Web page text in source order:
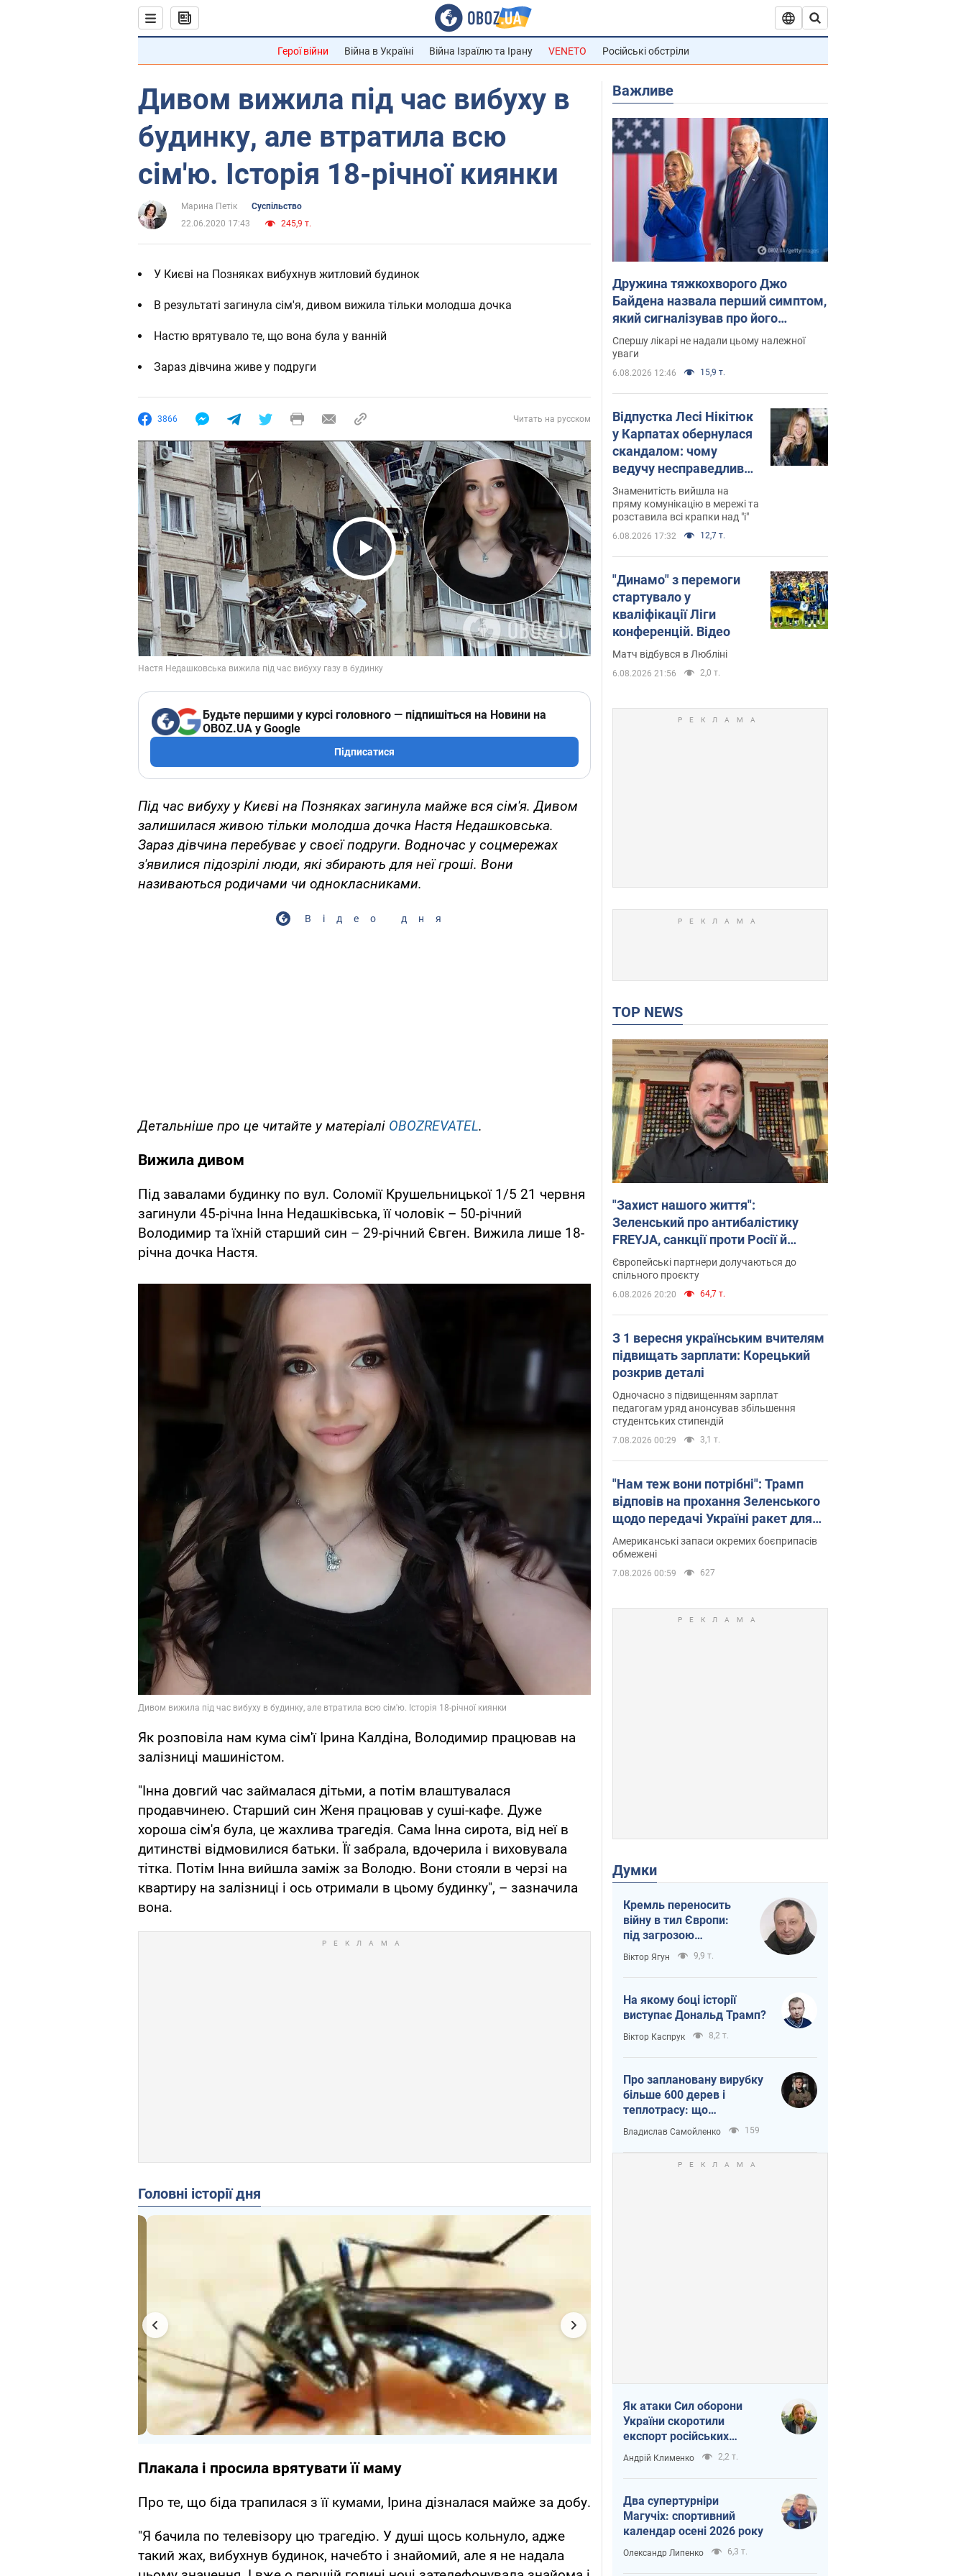
Герої війни Війна в Україні Війна Ізраїлю та Ірану VENETO Російські обстріли
Дивом вижила під час вибуху в
будинку, але втратила всю
сім'ю. Історія 18-річної киянки
Марина Петік
Суспільство
22.06.2020 17:43
245,9 т.
У Києві на Позняках вибухнув житловий будинок
В результаті загинула сім'я, дивом вижила тільки молодша дочка
Настю врятувало те, що вона була у ванній
Зараз дівчина живе у подруги
3866 Читать на русском
Play Video
Будьте першими у курсі головного — підпишіться на Новини на
OBOZ.UA у Google
Підписатися
Під час вибуху у Києві на Позняках загинула майже вся сім'я. Дивом
залишилася живою тільки молодша дочка Настя Недашковська.
Зараз дівчина перебуває у своєї подруги. Водночас у соцмережах
з'явилися підозрілі люди, які збирають для неї гроші. Вони
називаються родичами чи однокласниками.
Відео дня
Детальніше про це читайте у матеріалі OBOZREVATEL.
Вижила дивом
Під завалами будинку по вул. Соломії Крушельницької 1/5 21 червня
загинули 45-річна Інна Недашківська, її чоловік – 50-річний
Володимир та їхній старший син – 29-річний Євген. Вижила лише 18-
річна дочка Настя.
Як розповіла нам кума сім'ї Ірина Калдіна, Володимир працював на
залізниці машиністом.
"Інна довгий час займалася дітьми, а потім влаштувалася
продавчинею. Старший син Женя працював у суші-кафе. Дуже
хороша сім'я була, це жахлива трагедія. Сама Інна сирота, від неї в
дитинстві відмовилися батьки. Її забрала, вдочерила і виховувала
тітка. Потім Інна вийшла заміж за Володю. Вони стояли в черзі на
квартиру на залізниці і ось отримали в цьому будинку", – зазначила
вона.
Головні історії дня
Плакала і просила врятувати її маму
Про те, що біда трапилася з її кумами, Ірина дізналася майже за добу.
"Я бачила по телевізору цю трагедію. У душі щось кольнуло, адже
такий жах, вибухнув будинок, начебто і знайомий, але я не надала
Важливе
Дружина тяжкохворого Джо
Байдена назвала перший симптом,
який сигналізував про його
"агресивний" рак
Спершу лікарі не надали цьому належної
уваги
6.08.2026 12:46 15,9 т.
Відпустка Лесі Нікітюк
у Карпатах обернулася
скандалом: чому
ведучу несправедливо
захейтили
Знаменитість вийшла на
пряму комунікацію в мережі та
розставила всі крапки над "і"
6.08.2026 17:32 12,7 т.
"Динамо" з перемоги
стартувало у
кваліфікації Ліги
конференцій. Відео
Матч відбувся в Любліні
6.08.2026 21:56 2,0 т.
TOP NEWS
"Захист нашого життя":
Зеленський про антибалістику
FREYJA, санкції проти Росії й
підтримку аграріїв. Відео
Європейські партнери долучаються до
спільного проєкту
6.08.2026 20:20 64,7 т.
З 1 вересня українським вчителям
підвищать зарплати: Корецький
розкрив деталі
Одночасно з підвищенням зарплат
педагогам уряд анонсував збільшення
студентських стипендій
7.08.2026 00:29 3,1 т.
"Нам теж вони потрібні": Трамп
відповів на прохання Зеленського
щодо передачі Україні ракет для
Patriot
Американські запаси окремих боєприпасів
обмежені
7.08.2026 00:59 627
Думки
Кремль переносить
війну в тил Європи:
під загрозою
критична логістика
Віктор Ягун 9,9 т.
На якому боці історії
виступає Дональд Трамп?
Віктор Каспрук 8,2 т.
Про заплановану вирубку
більше 600 дерев і
теплотрасу: що
відбувається на Теремках
у Києві
Владислав Самойленко 159
Як атаки Сил оборони
України скоротили
експорт російських
нафтопродуктів
Андрій Клименко 2,2 т.
Два супертурніри
Магучіх: спортивний
календар осені 2026 року
Олександр Липенко 6,3 т.